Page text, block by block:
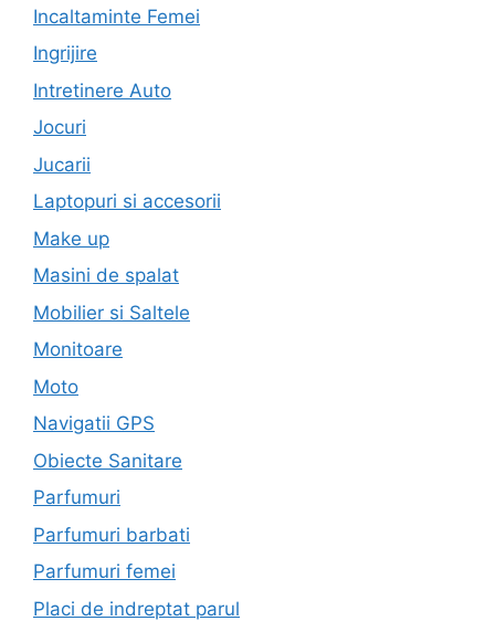
Incaltaminte Femei
Ingrijire
Intretinere Auto
Jocuri
Jucarii
Laptopuri si accesorii
Make up
Masini de spalat
Mobilier si Saltele
Monitoare
Moto
Navigatii GPS
Obiecte Sanitare
Parfumuri
Parfumuri barbati
Parfumuri femei
Placi de indreptat parul